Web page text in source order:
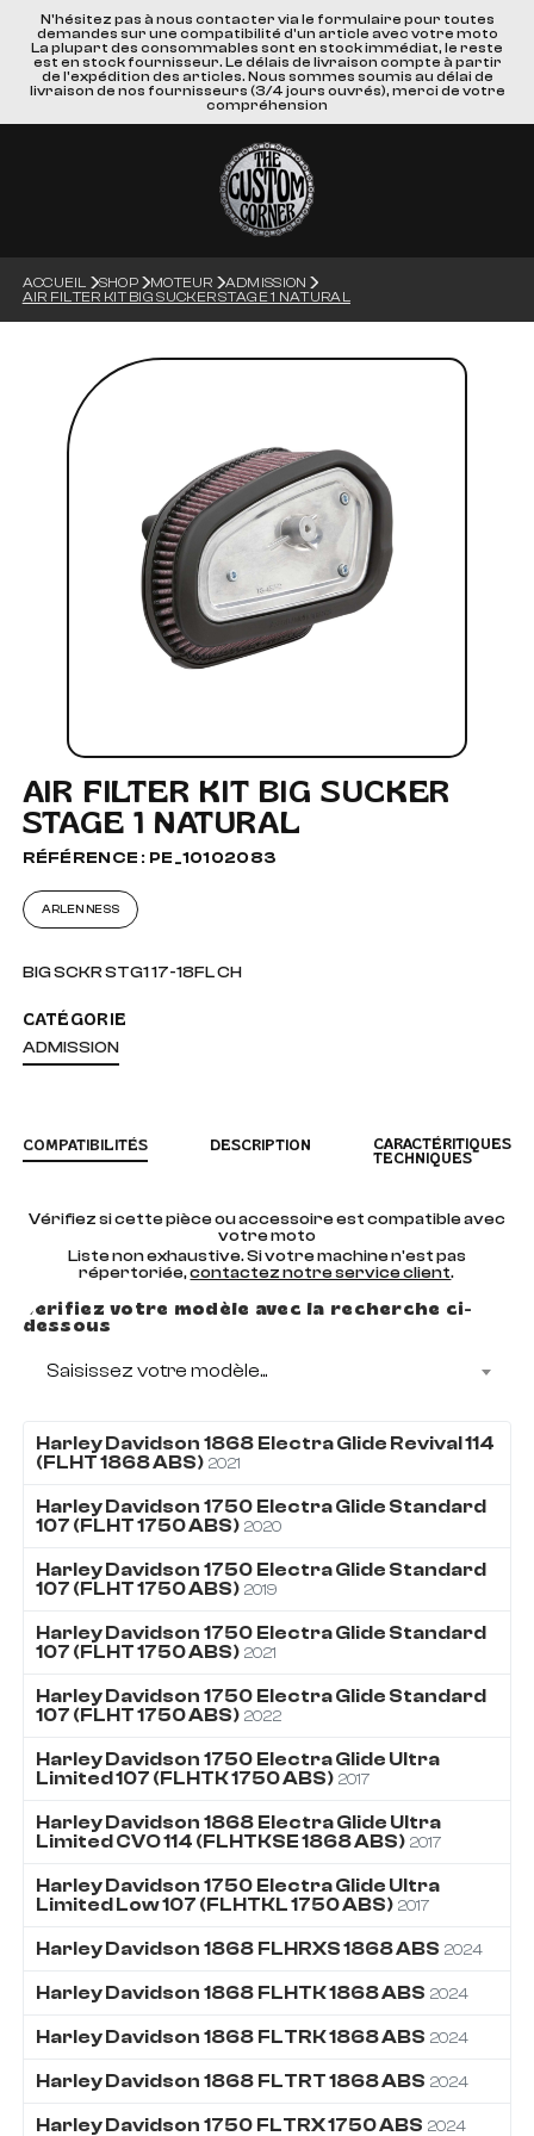
N'hésitez pas à nous contacter via le formulaire pour toutes
demandes sur une compatibilité d'un article avec votre moto
La plupart des consommables sont en stock immédiat, le reste
est en stock fournisseur. Le délais de livraison compte à partir
de l'expédition des articles. Nous sommes soumis au délai de
livraison de nos fournisseurs (3/4 jours ouvrés), merci de votre
compréhension
ACCUEIL SHOP MOTEUR
ADMISSION
AIR FILTER KIT BIG SUCKER STAGE 1 NATURAL
AIR FILTER KIT BIG SUCKER
STAGE 1 NATURAL
RÉFÉRENCE : PE_10102083
ARLEN NESS
BIG SCKR STG1 17-18FL CH
CATÉGORIE
ADMISSION
COMPATIBILITÉS DESCRIPTION
CARACTÉRITIQUES
TECHNIQUES
Vérifiez si cette pièce ou accessoire est compatible avec
votre moto
Liste non exhaustive. Si votre machine n'est pas
répertoriée,contactez notre service client.
Vérifiez votre modèle avec la recherche ci-
dessous
Saisissez votre modèle...
Harley Davidson 1868 Electra Glide Revival 114
(FLHT 1868 ABS) 2021
Harley Davidson 1750 Electra Glide Standard
107 (FLHT 1750 ABS) 2020
Harley Davidson 1750 Electra Glide Standard
107 (FLHT 1750 ABS) 2019
Harley Davidson 1750 Electra Glide Standard
107 (FLHT 1750 ABS) 2021
Harley Davidson 1750 Electra Glide Standard
107 (FLHT 1750 ABS) 2022
Harley Davidson 1750 Electra Glide Ultra
Limited 107 (FLHTK 1750 ABS) 2017
Harley Davidson 1868 Electra Glide Ultra
Limited CVO 114 (FLHTKSE 1868 ABS) 2017
Harley Davidson 1750 Electra Glide Ultra
Limited Low 107 (FLHTKL 1750 ABS) 2017
Harley Davidson 1868 FLHRXS 1868 ABS 2024
Harley Davidson 1868 FLHTK 1868 ABS 2024
Harley Davidson 1868 FLTRK 1868 ABS 2024
Harley Davidson 1868 FLTRT 1868 ABS 2024
Harley Davidson 1750 FLTRX 1750 ABS 2024